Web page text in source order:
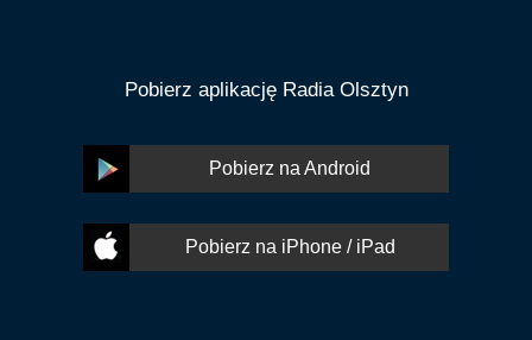
Pobierz aplikację Radia Olsztyn
Pobierz na Android
Pobierz na iPhone / iPad